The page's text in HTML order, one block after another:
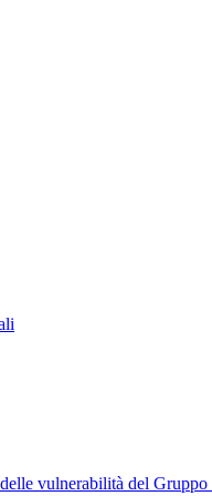
vulnerabilità del